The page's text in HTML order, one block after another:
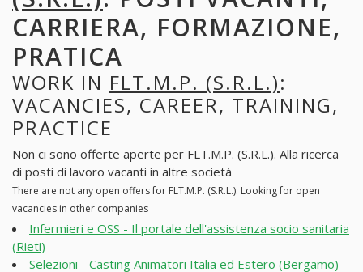
CARRIERA, FORMAZIONE,
PRATICA
WORK IN FLT.M.P. (S.R.L.):
VACANCIES, CAREER, TRAINING,
PRACTICE
Non ci sono offerte aperte per FLT.M.P. (S.R.L.). Alla ricerca
di posti di lavoro vacanti in altre società
There are not any open offers for FLT.M.P. (S.R.L.). Looking for open
vacancies in other companies
Infermieri e OSS - Il portale dell'assistenza socio sanitaria
(Rieti)
Selezioni - Casting Animatori Italia ed Estero (Bergamo)